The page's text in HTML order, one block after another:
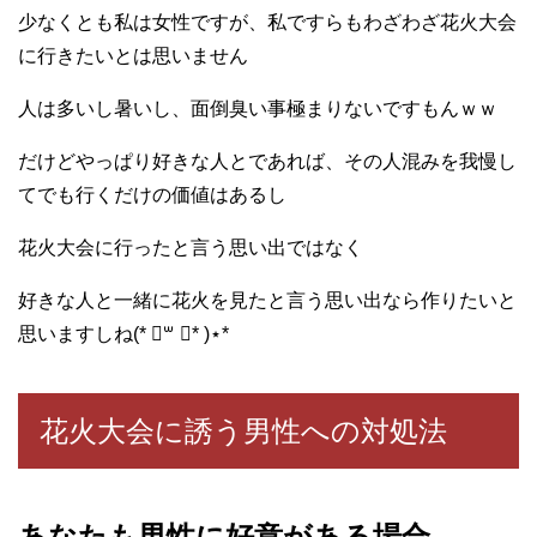
少なくとも私は女性ですが、私ですらもわざわざ花火大会
に行きたいとは思いません
人は多いし暑いし、面倒臭い事極まりないですもんｗｗ
だけどやっぱり好きな人とであれば、その人混みを我慢し
てでも行くだけの価値はあるし
花火大会に行ったと言う思い出ではなく
好きな人と一緒に花火を見たと言う思い出なら作りたいと
思いますしね(* ॑꒳ ॑* )⋆*
花火大会に誘う男性への対処法